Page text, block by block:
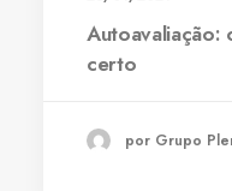
certo
por Grupo